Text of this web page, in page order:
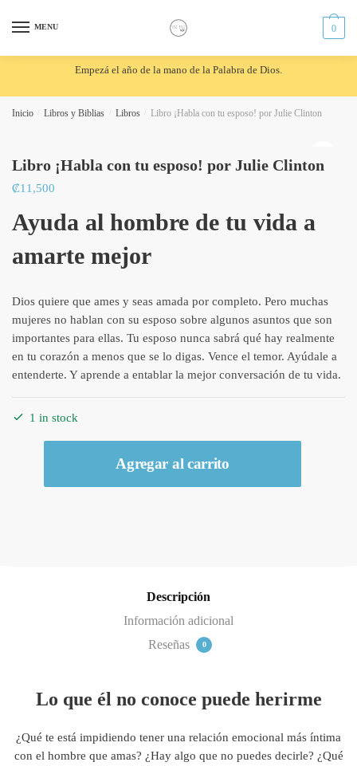
MENU 0
Empezá el año de la mano de la Palabra de Dios.
Inicio Libros y Biblias Libros Libro ¡Habla con tu esposo! por Julie Clinton
Libro ¡Habla con tu esposo! por Julie Clinton
₡11,500
Ayuda al hombre de tu vida a
amarte mejor
Dios quiere que ames y seas amada por completo. Pero muchas
mujeres no hablan con su esposo sobre algunos asuntos que son
importantes para ellas. Tu esposo nunca sabrá qué hay realmente
en tu corazón a menos que se lo digas. Vence el temor. Ayúdale a
entenderte. Y aprende a entablar la mejor conversación de tu vida.
1 in stock
Agregar al carrito
Descripción
Información adicional
Reseñas
0
Lo que él no conoce puede herirme
¿Qué te está impidiendo tener una relación emocional más íntima
con el hombre que amas? ¿Hay algo que no puedes decirle? ¿Qué